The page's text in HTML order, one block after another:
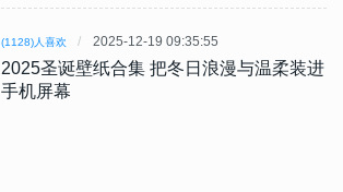
(1128)人喜欢 2025-12-19 09:35:55
2025圣诞壁纸合集 把冬日浪漫与温柔装进
手机屏幕